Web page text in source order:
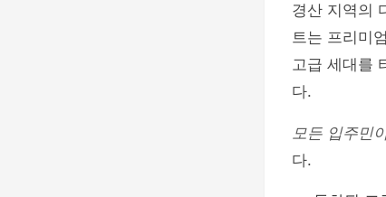
경산 지역의
트는 프리미
고급 세대를
다.
모든 입주민
다.